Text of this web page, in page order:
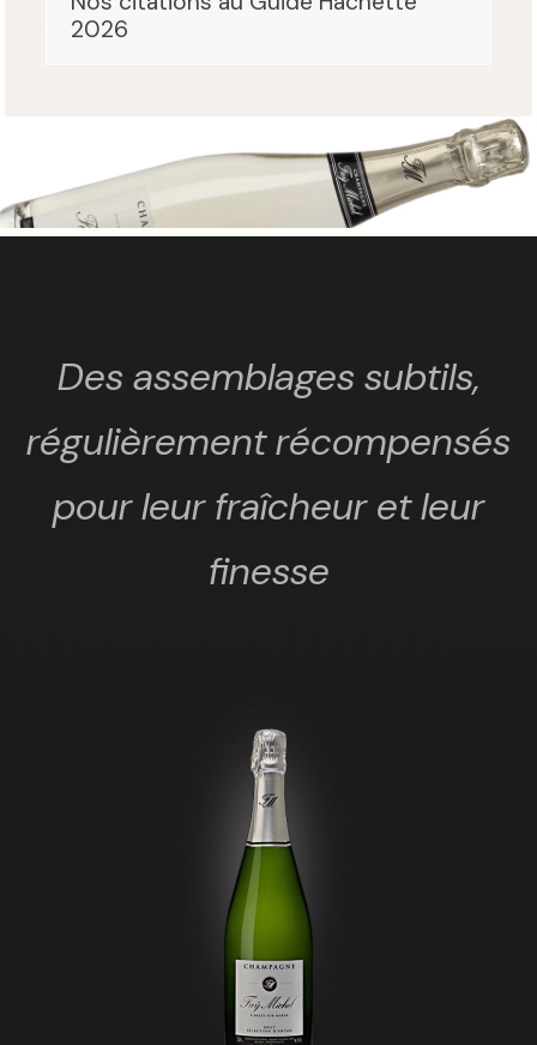
2026
Des assemblages subtils,
régulièrement récompensés
pour leur fraîcheur et leur
finesse